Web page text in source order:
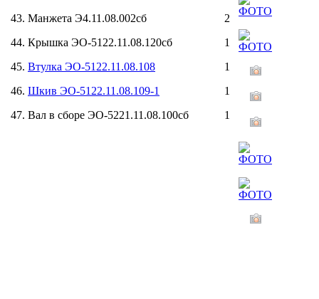
43. Манжета Э4.11.08.002сб
44. Крышка ЭО-5122.11.08.120сб
45. Втулка ЭО-5122.11.08.108
46. Шкив ЭО-5122.11.08.109-1
47. Вал в сборе ЭО-5221.11.08.100сб
2
1
1
1
1